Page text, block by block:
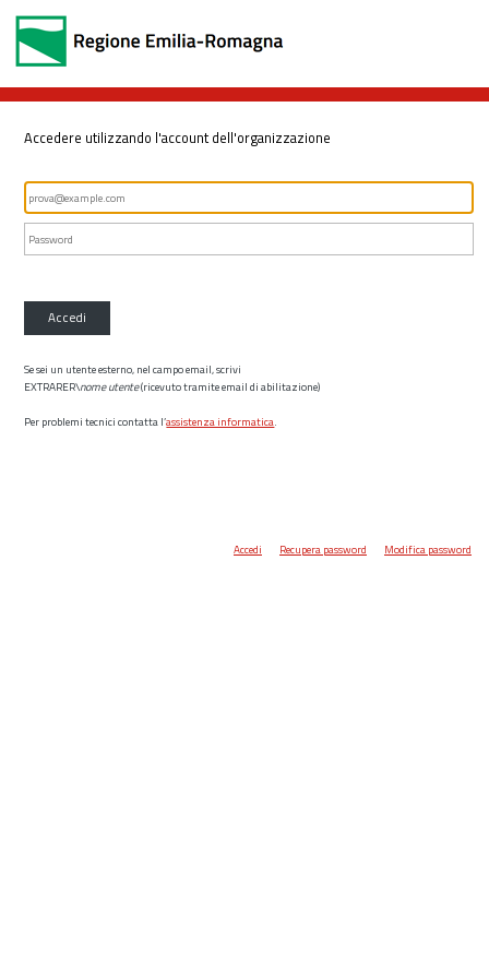
Accedere utilizzando l'account dell'organizzazione
Accedi
Se sei un utente esterno, nel campo email, scrivi
EXTRARER\nome utente(ricevuto tramite email di abilitazione)
Per problemi tecnici contatta l’assistenza informatica.
Accedi Recupera password Modifica password